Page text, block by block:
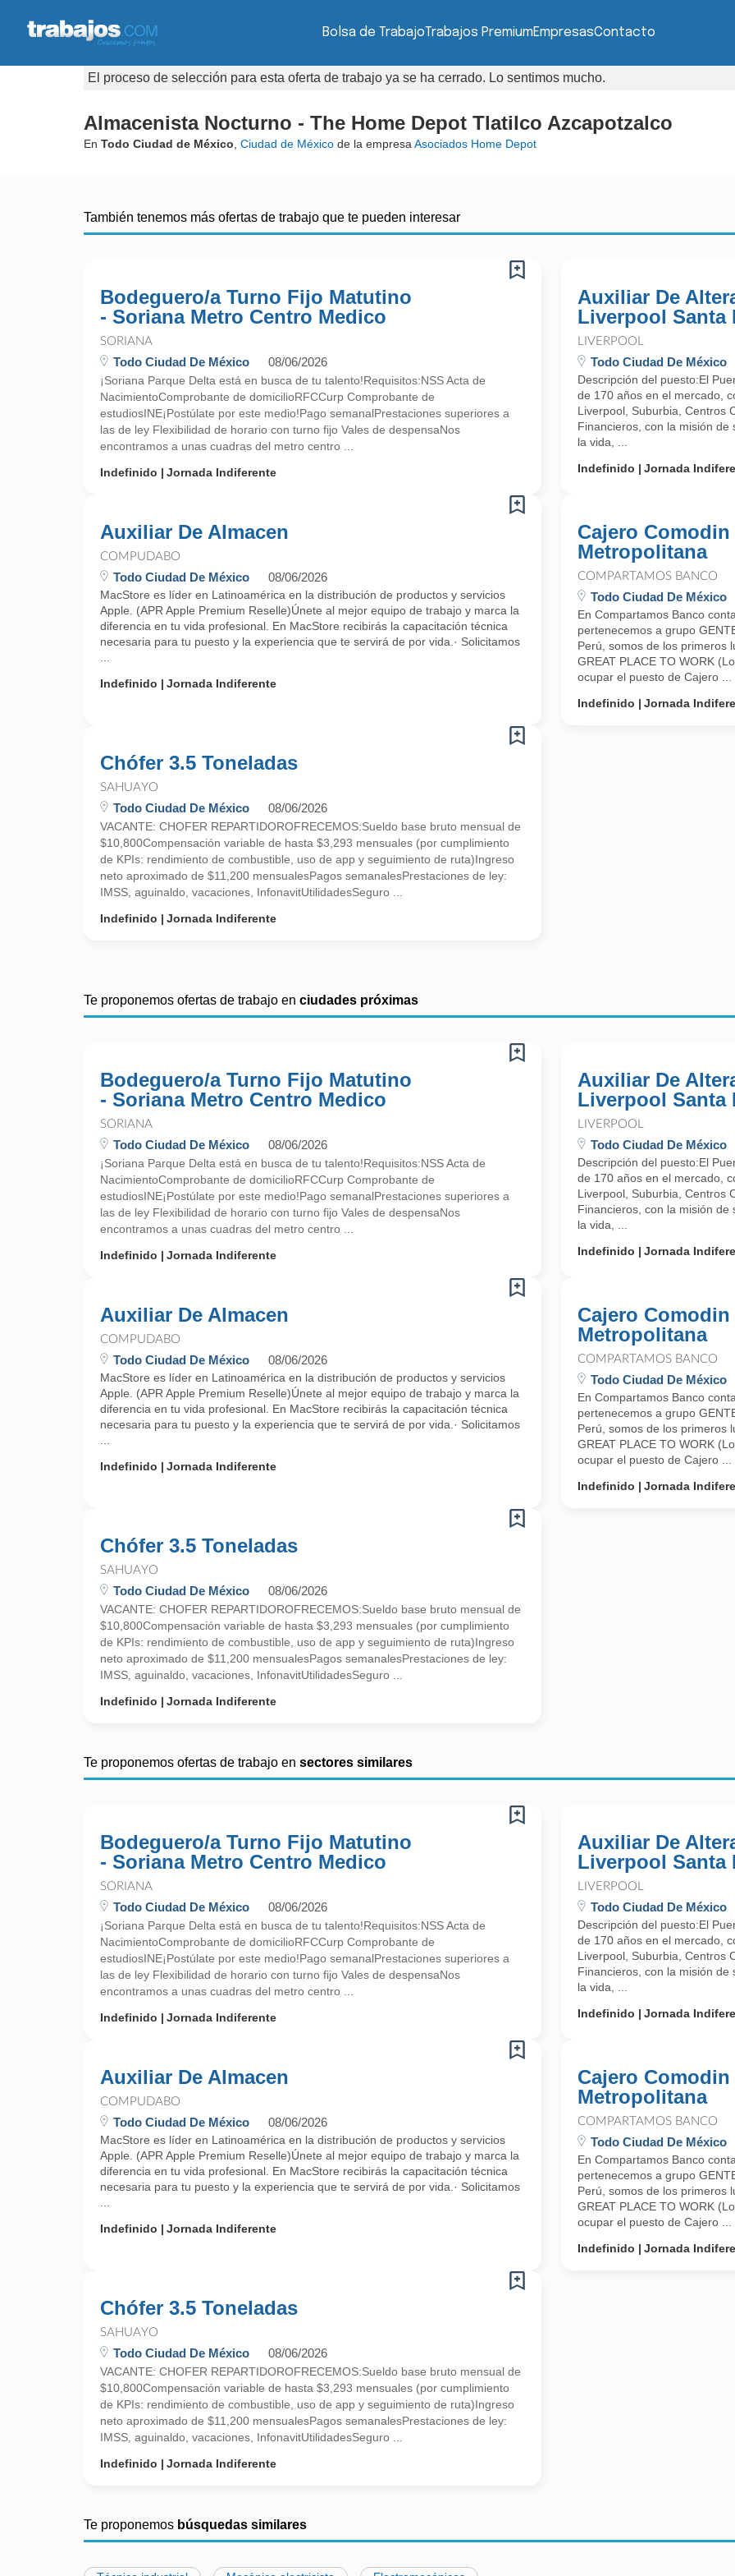
Bolsa de TrabajoTrabajos PremiumEmpresasContacto
El proceso de selección para esta oferta de trabajo ya se ha cerrado. Lo sentimos mucho.
Almacenista Nocturno - The Home Depot Tlatilco Azcapotzalco
En Todo Ciudad de México Ciudad de México de la empresa Asociados Home Depot
También tenemos más ofertas de trabajo que te pueden interesar
Bodeguero/a Turno Fijo Matutino
- Soriana Metro Centro Medico
SORIANA
Todo Ciudad De México 08/06/2026
¡Soriana Parque Delta está en busca de tu talento!Requisitos:NSS Acta de
NacimientoComprobante de domicilioRFCCurp Comprobante de
estudiosINE¡Postúlate por este medio!Pago semanalPrestaciones superiores a
las de ley Flexibilidad de horario con turno fijo Vales de despensaNos
encontramos a unas cuadras del metro centro ...
Indefinido
Jornada Indiferente
Auxiliar De
Liverpool Santa
LIVERPOOL
Todo Ciudad De México
Descripción del puesto:El
de 170 años en el mercado,
Liverpool, Suburbia, Centros
Financieros, con la misión
la vida, ...
Indefinido
Jornada
Auxiliar De Almacen
COMPUDABO
Todo Ciudad De México 08/06/2026
MacStore es líder en Latinoamérica en la distribución de productos y servicios
Apple. (APR Apple Premium Reselle)Únete al mejor equipo de trabajo y marca la
diferencia en tu vida profesional. En MacStore recibirás la capacitación técnica
necesaria para tu puesto y la experiencia que te servirá de por vida.· Solicitamos
Indefinido
Jornada Indiferente
Cajero Comodin
Metropolitana
COMPARTAMOS BANCO
Todo Ciudad De México
En Compartamos Banco
pertenecemos a grupo
Perú, somos de los primeros
GREAT PLACE TO WORK
ocupar el puesto de Cajero ...
Indefinido
Jornada
Chófer 3.5 Toneladas
SAHUAYO
Todo Ciudad De México 08/06/2026
VACANTE: CHOFER REPARTIDOROFRECEMOS:Sueldo base bruto mensual de
$10,800Compensación variable de hasta $3,293 mensuales (por cumplimiento
de KPIs: rendimiento de combustible, uso de app y seguimiento de ruta)Ingreso
neto aproximado de $11,200 mensualesPagos semanalesPrestaciones de ley:
IMSS, aguinaldo, vacaciones, InfonavitUtilidadesSeguro ...
Indefinido
Jornada Indiferente
Te proponemos ofertas de trabajo en ciudades próximas
Bodeguero/a Turno Fijo Matutino
- Soriana Metro Centro Medico
SORIANA
Todo Ciudad De México 08/06/2026
¡Soriana Parque Delta está en busca de tu talento!Requisitos:NSS Acta de
NacimientoComprobante de domicilioRFCCurp Comprobante de
estudiosINE¡Postúlate por este medio!Pago semanalPrestaciones superiores a
las de ley Flexibilidad de horario con turno fijo Vales de despensaNos
encontramos a unas cuadras del metro centro ...
Indefinido
Jornada Indiferente
Auxiliar De
Liverpool Santa
LIVERPOOL
Todo Ciudad De México
Descripción del puesto:El
de 170 años en el mercado,
Liverpool, Suburbia, Centros
Financieros, con la misión
la vida, ...
Indefinido
Jornada
Auxiliar De Almacen
COMPUDABO
Todo Ciudad De México 08/06/2026
MacStore es líder en Latinoamérica en la distribución de productos y servicios
Apple. (APR Apple Premium Reselle)Únete al mejor equipo de trabajo y marca la
diferencia en tu vida profesional. En MacStore recibirás la capacitación técnica
necesaria para tu puesto y la experiencia que te servirá de por vida.· Solicitamos
Indefinido
Jornada Indiferente
Cajero Comodin
Metropolitana
COMPARTAMOS BANCO
Todo Ciudad De México
En Compartamos Banco
pertenecemos a grupo
Perú, somos de los primeros
GREAT PLACE TO WORK
ocupar el puesto de Cajero ...
Indefinido
Jornada
Chófer 3.5 Toneladas
SAHUAYO
Todo Ciudad De México 08/06/2026
VACANTE: CHOFER REPARTIDOROFRECEMOS:Sueldo base bruto mensual de
$10,800Compensación variable de hasta $3,293 mensuales (por cumplimiento
de KPIs: rendimiento de combustible, uso de app y seguimiento de ruta)Ingreso
neto aproximado de $11,200 mensualesPagos semanalesPrestaciones de ley:
IMSS, aguinaldo, vacaciones, InfonavitUtilidadesSeguro ...
Indefinido
Jornada Indiferente
Te proponemos ofertas de trabajo en sectores similares
Bodeguero/a Turno Fijo Matutino
- Soriana Metro Centro Medico
SORIANA
Todo Ciudad De México 08/06/2026
¡Soriana Parque Delta está en busca de tu talento!Requisitos:NSS Acta de
NacimientoComprobante de domicilioRFCCurp Comprobante de
estudiosINE¡Postúlate por este medio!Pago semanalPrestaciones superiores a
las de ley Flexibilidad de horario con turno fijo Vales de despensaNos
encontramos a unas cuadras del metro centro ...
Indefinido
Jornada Indiferente
Auxiliar De
Liverpool Santa
LIVERPOOL
Todo Ciudad De México
Descripción del puesto:El
de 170 años en el mercado,
Liverpool, Suburbia, Centros
Financieros, con la misión
la vida, ...
Indefinido
Jornada
Auxiliar De Almacen
COMPUDABO
Todo Ciudad De México 08/06/2026
MacStore es líder en Latinoamérica en la distribución de productos y servicios
Apple. (APR Apple Premium Reselle)Únete al mejor equipo de trabajo y marca la
diferencia en tu vida profesional. En MacStore recibirás la capacitación técnica
necesaria para tu puesto y la experiencia que te servirá de por vida.· Solicitamos
Indefinido
Jornada Indiferente
Cajero Comodin
Metropolitana
COMPARTAMOS BANCO
Todo Ciudad De México
En Compartamos Banco
pertenecemos a grupo
Perú, somos de los primeros
GREAT PLACE TO WORK
ocupar el puesto de Cajero ...
Indefinido
Jornada
Chófer 3.5 Toneladas
SAHUAYO
Todo Ciudad De México 08/06/2026
VACANTE: CHOFER REPARTIDOROFRECEMOS:Sueldo base bruto mensual de
$10,800Compensación variable de hasta $3,293 mensuales (por cumplimiento
de KPIs: rendimiento de combustible, uso de app y seguimiento de ruta)Ingreso
neto aproximado de $11,200 mensualesPagos semanalesPrestaciones de ley:
IMSS, aguinaldo, vacaciones, InfonavitUtilidadesSeguro ...
Indefinido
Jornada Indiferente
Te proponemos búsquedas similares